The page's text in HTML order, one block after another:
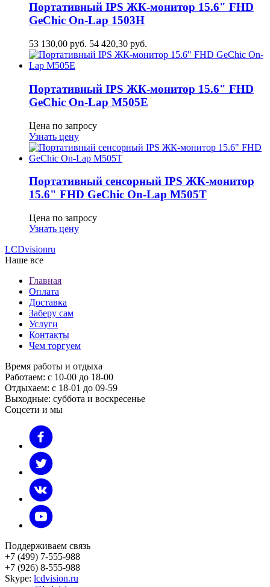
Портативный IPS ЖК-монитор 15.6" FHD
GeСhic On-Lap 1503H
53 130,00 руб. 54 420,30 руб.
Портативный IPS ЖК-монитор 15.6" FHD
GeСhic On-Lap M505E
Цена по запросу
Узнать цену
Портативный сенсорный IPS ЖК-монитор
15.6" FHD GeСhic On-Lap M505T
Цена по запросу
Узнать цену
LCDvisionru
Наше все
Главная
Оплата
Доставка
Заберу сам
Услуги
Контакты
Чем торгуем
Время работы и отдыха
Работаем: с 10-00 до 18-00
Отдыхаем: с 18-01 до 09-59
Выходные: суббота и воскресенье
Соцсети и мы
Поддерживаем связь
+7 (499) 7-555-988
+7 (926) 8-555-988
Skype: lcdvision.ru